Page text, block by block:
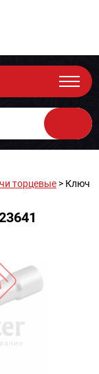
торцевые > Ключ